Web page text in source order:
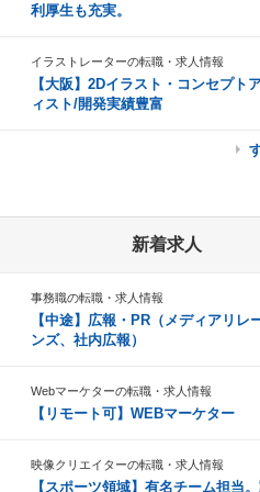
利厚生も充実。
イラストレーターの転職・求人情報
【大阪】2Dイラスト・コンセプト
ィスト/開発実績豊富
新着求人
事務職の転職・求人情報
【中途】広報・PR（メディアリレ
ンズ、社内広報）
Webマーケターの転職・求人情報
【リモート可】WEBマーケター
映像クリエイターの転職・求人情報
【スポーツ領域】有名チーム担当